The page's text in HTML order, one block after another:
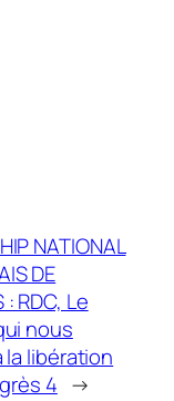
NATIONAL
DE
: RDC, Le
nous
la libération
4 →